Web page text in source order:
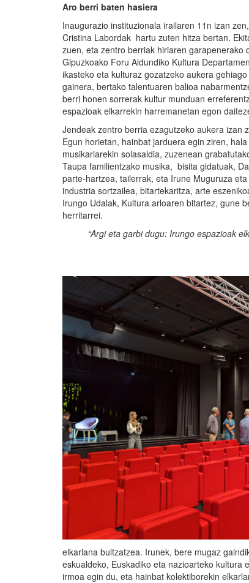
Aro berri baten hasiera
Inaugurazio instituzionala irailaren 11n izan
Cristina Labordak hartu zuten hitza bertan.
zuen, eta zentro berriak hiriaren garapenerako
Gipuzkoako Foru Aldundiko Kultura
ikasteko eta kulturaz gozatzeko aukera
gainera, bertako talentuaren balioa
berri honen sorrerak kultur munduan
espazioak elkarrekin harremanetan egon
Jendeak zentro berria ezagutzeko aukera izan
Egun horietan, hainbat jarduera egin ziren,
musikariarekin solasaldia, zuzenean
Taupa familientzako musika, bisita gidatuak,
parte-hartzea, tailerrak, eta Irune Muguruza
industria sortzailea, bitartekaritza, arte
Irungo Udalak, Kultura arloaren bitartez, gune
herritarrei.
“Argi eta garbi dugu: Irungo espazioak
elkarlana bultzatzea. Irunek, bere mugaz
eskualdeko, Euskadiko eta nazioarteko
irmoa egin du, eta hainbat kolektiborekin